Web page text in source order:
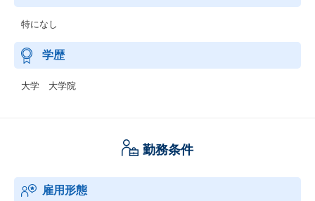
特になし
学歴
大学 大学院
勤務条件
雇用形態